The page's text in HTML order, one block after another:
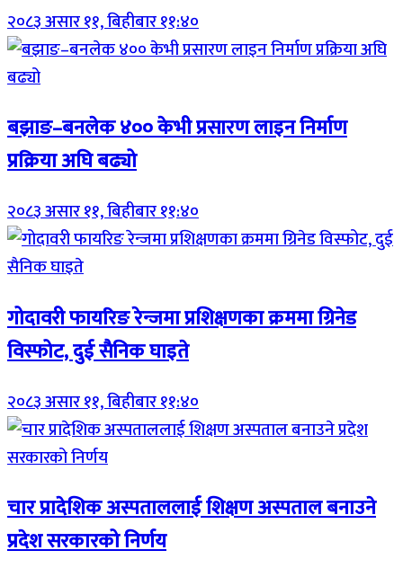
२०८३ असार ११, बिहीबार ११:४०
बझाङ–बनलेक ४०० केभी प्रसारण लाइन निर्माण
प्रक्रिया अघि बढ्यो
२०८३ असार ११, बिहीबार ११:४०
गोदावरी फायरिङ रेन्जमा प्रशिक्षणका क्रममा ग्रिनेड
विस्फोट, दुई सैनिक घाइते
२०८३ असार ११, बिहीबार ११:४०
चार प्रादेशिक अस्पताललाई शिक्षण अस्पताल बनाउने
प्रदेश सरकारको निर्णय